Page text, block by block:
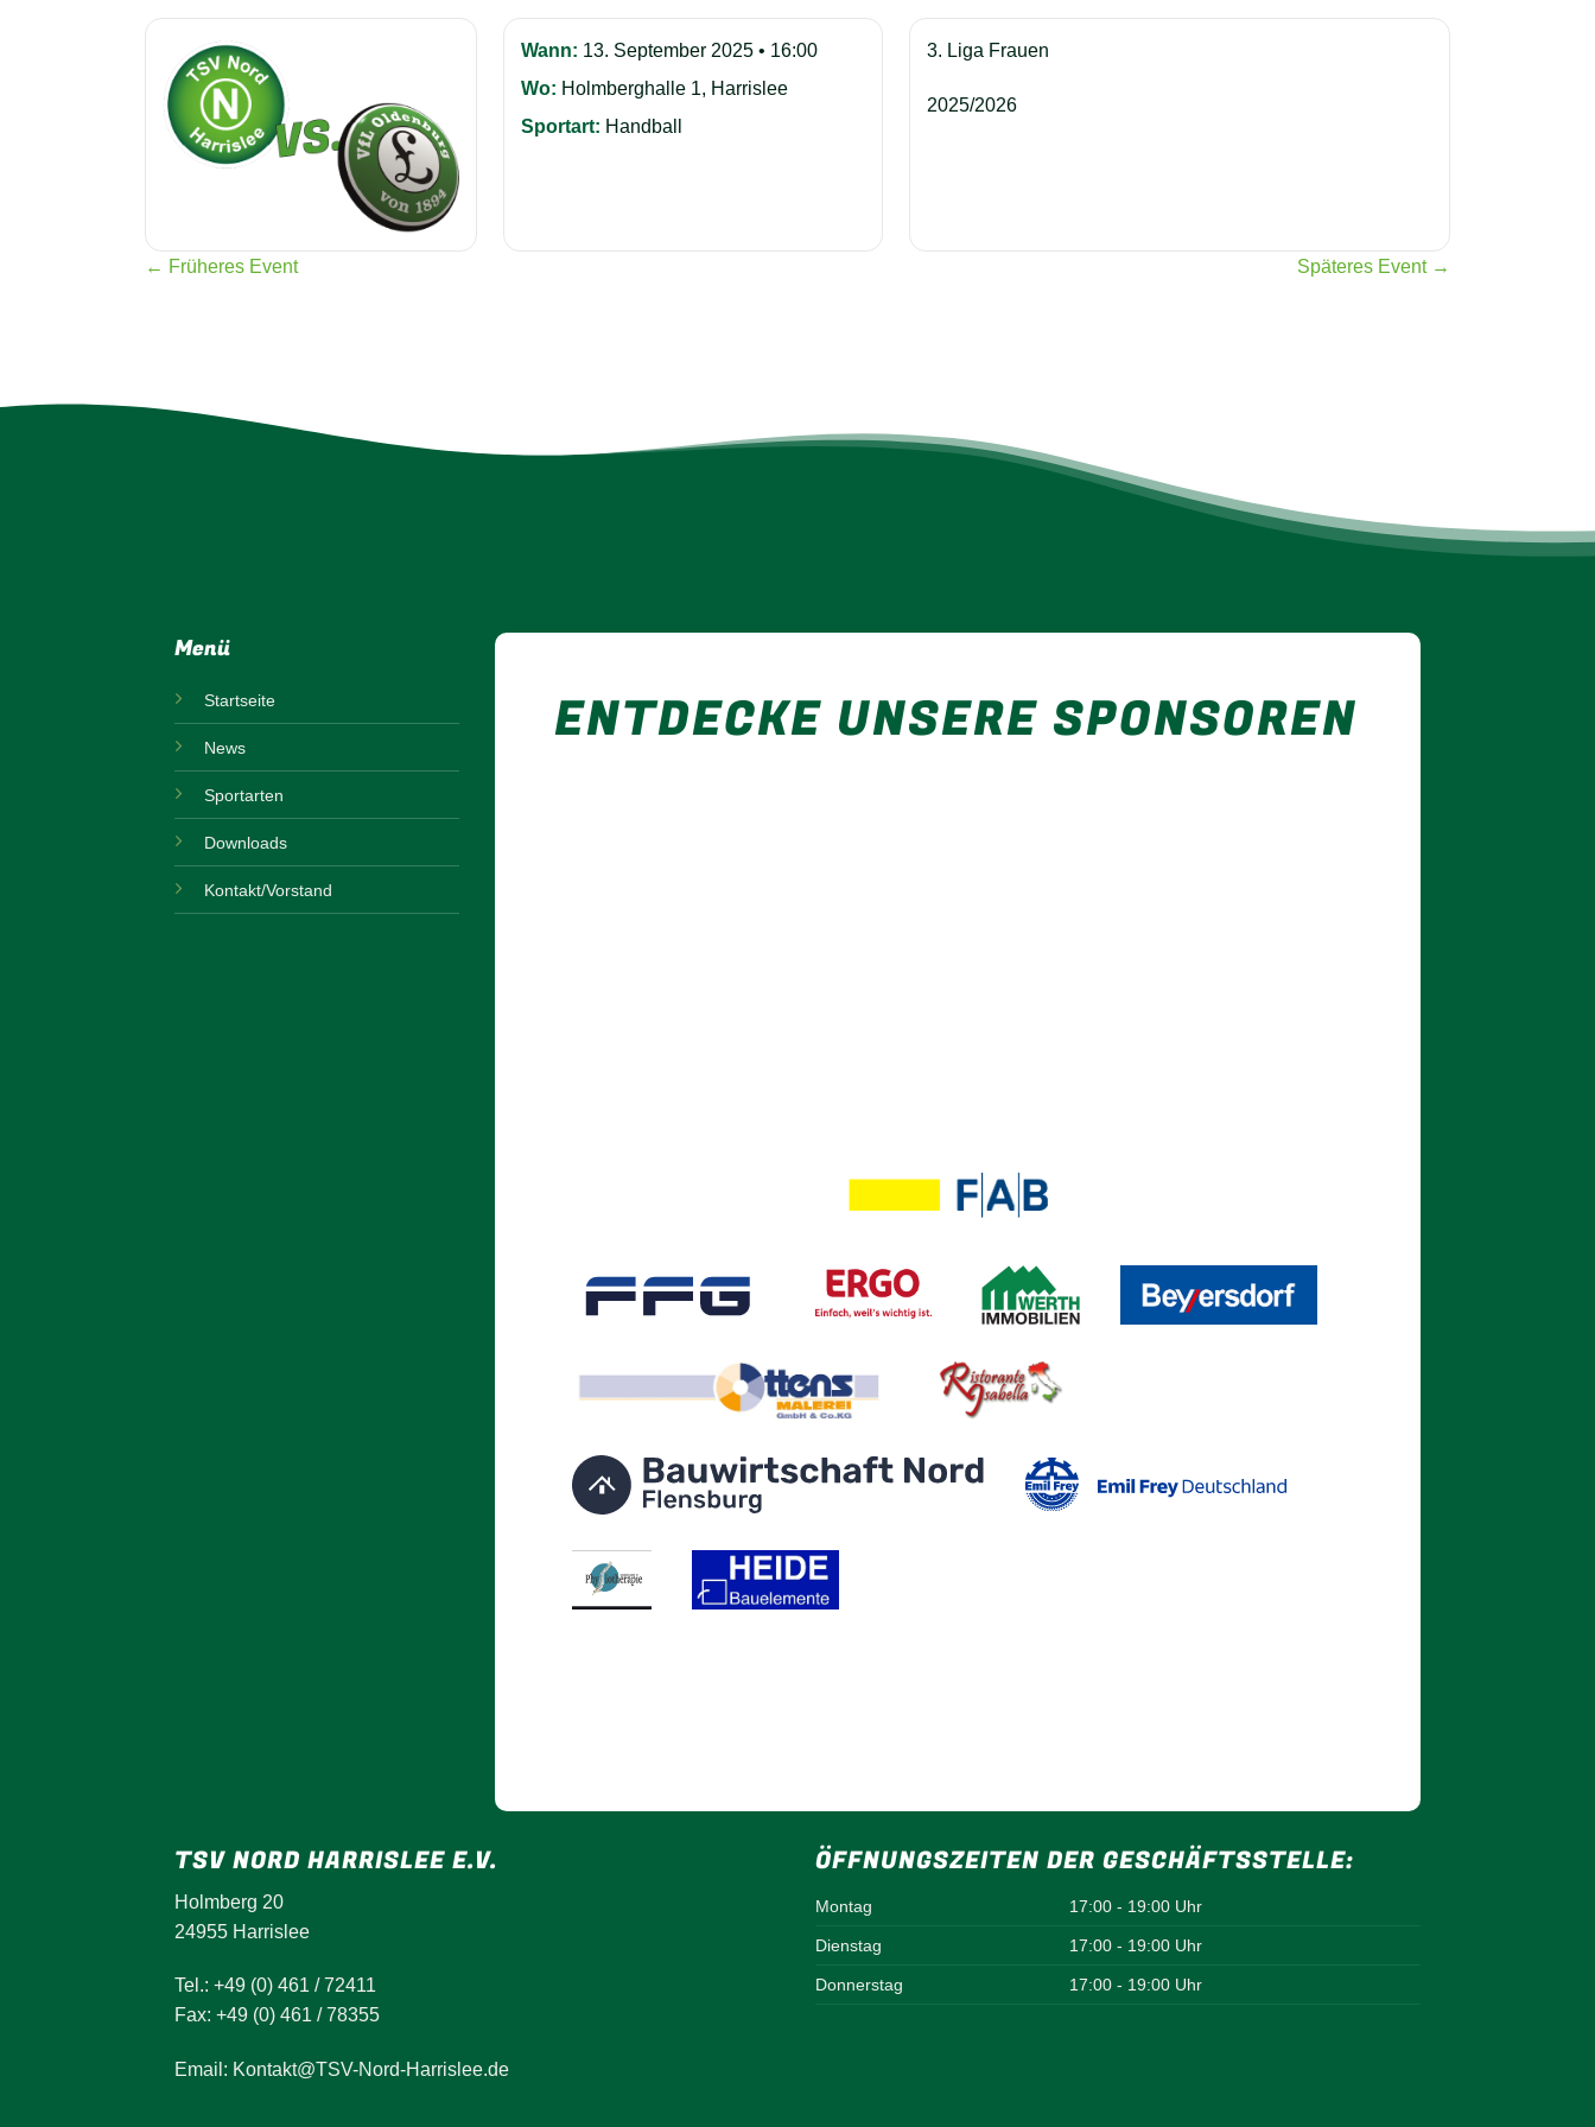
Wann: 13. September 2025 • 16:00
Wo: Holmberghalle 1, Harrislee
Sportart: Handball
3. Liga Frauen
2025/2026
← Früheres Event Späteres Event →
Menü
Startseite
News
Sportarten
Downloads
Kontakt/Vorstand
ENTDECKE UNSERE SPONSOREN
TSV NORD HARRISLEE E.V.
Holmberg 20
24955 Harrislee
Tel.: +49 (0) 461 / 72411
Fax: +49 (0) 461 / 78355
Email: Kontakt@TSV-Nord-Harrislee.de
ÖFFNUNGSZEITEN DER GESCHÄFTSSTELLE:
Montag 17:00 - 19:00 Uhr
Dienstag 17:00 - 19:00 Uhr
Donnerstag 17:00 - 19:00 Uhr